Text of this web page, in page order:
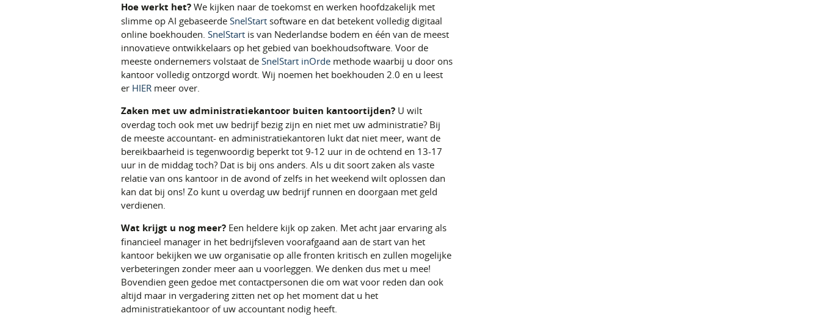
Hoe werkt het? We kijken naar de toekomst en werken hoofdzakelijk met
slimme op AI gebaseerde SnelStart software en dat betekent volledig digitaal
online boekhouden. SnelStart is van Nederlandse bodem en één van de meest
innovatieve ontwikkelaars op het gebied van boekhoudsoftware. Voor de
meeste ondernemers volstaat de SnelStart inOrde methode waarbij u door ons
kantoor volledig ontzorgd wordt. Wij noemen het boekhouden 2.0 en u leest
er HIER meer over.
Zaken met uw administratiekantoor buiten kantoortijden? U wilt
overdag toch ook met uw bedrijf bezig zijn en niet met uw administratie? Bij
de meeste accountant- en administratiekantoren lukt dat niet meer, want de
bereikbaarheid is tegenwoordig beperkt tot 9-12 uur in de ochtend en 13-17
uur in de middag toch? Dat is bij ons anders. Als u dit soort zaken als vaste
relatie van ons kantoor in de avond of zelfs in het weekend wilt oplossen dan
kan dat bij ons! Zo kunt u overdag uw bedrijf runnen en doorgaan met geld
verdienen.
Wat krijgt u nog meer? Een heldere kijk op zaken. Met acht jaar ervaring als
financieel manager in het bedrijfsleven voorafgaand aan de start van het
kantoor bekijken we uw organisatie op alle fronten kritisch en zullen mogelijke
verbeteringen zonder meer aan u voorleggen. We denken dus met u mee!
Bovendien geen gedoe met contactpersonen die om wat voor reden dan ook
altijd maar in vergadering zitten net op het moment dat u het
administratiekantoor of uw accountant nodig heeft.